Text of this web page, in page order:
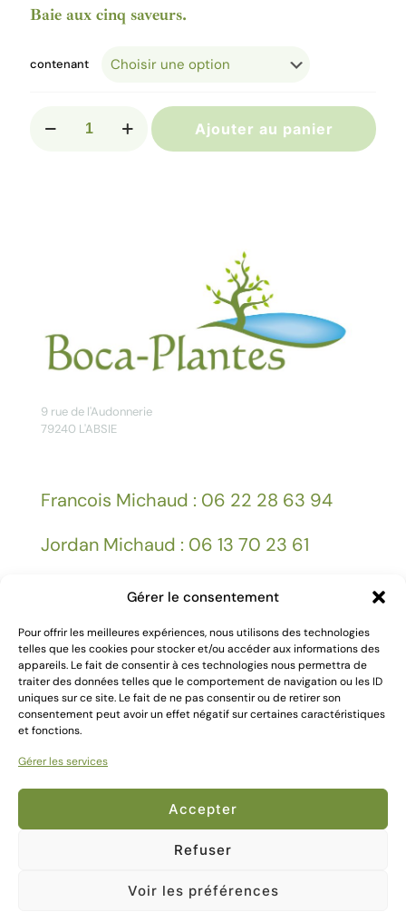
Gérer le consentement
Pour offrir les meilleures expériences, nous utilisons des technologies
telles que les cookies pour stocker et/ou accéder aux informations des
appareils. Le fait de consentir à ces technologies nous permettra de
traiter des données telles que le comportement de navigation ou les ID
uniques sur ce site. Le fait de ne pas consentir ou de retirer son
consentement peut avoir un effet négatif sur certaines caractéristiques
et fonctions.
Gérer les services
Accepter
Refuser
Voir les préférences
Baie aux cinq saveurs.
contenant
Ajouter au panier
9 rue de l'Audonnerie
79240 L'ABSIE
Francois Michaud : 06 22 28 63 94
Jordan Michaud : 06 13 70 23 61
Mentions légales